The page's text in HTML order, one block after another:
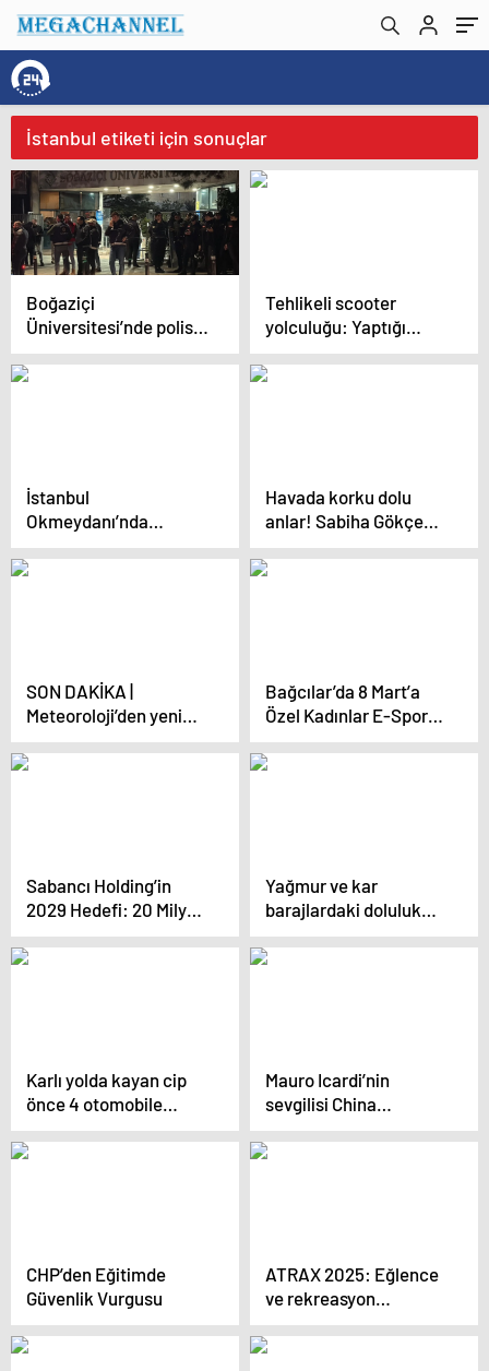
İstanbul etiketi için sonuçlar
Boğaziçi
Üniversitesi’nde polise
saldırı: 97 gösterici
gözaltında
Tehlikeli scooter
yolculuğu: Yaptığı
hareketler korkuttu!
İstanbul
Okmeydanı’nda
metrobüste yangın
çıktı
Havada korku dolu
anlar! Sabiha Gökçen’e
iniş yapacak uçağın
motoru durdu
SON DAKİKA |
Meteoroloji’den yeni
hava durumu raporu!
İstanbul’a kar yağacak
Bağcılar’da 8 Mart’a
Özel Kadınlar E-Spor
Turnuvası
Sabancı Holding’in
2029 Hedefi: 20 Milyar
Dolar
Yağmur ve kar
barajlardaki doluluk
oranını arttırdı!
Barajlardaki doluluk
Karlı yolda kayan cip
önce 4 otomobile
sonra yayaya çarptı: 1
kişi öldü
Mauro Icardi’nin
sevgilisi China
Suarez’den, İstanbul’a
övgü; Ne kadar harika
CHP’den Eğitimde
Güvenlik Vurgusu
ATRAX 2025: Eğlence
ve rekreasyon
sektörünün büyük
buluşması devam